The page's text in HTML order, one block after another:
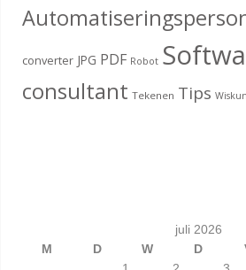
converter JPG PDF Robot
consultant Tekenen Tips
juli 2026
M
D W D